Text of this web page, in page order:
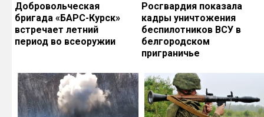
Добровольческая
бригада «БАРС-Курск»
встречает летний
период во всеоружии
Росгвардия показала
кадры уничтожения
беспилотников ВСУ в
белгородском
приграничье